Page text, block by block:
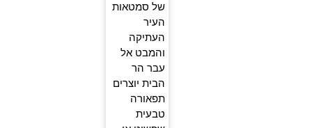
של סמטאות
העיר
העתיקה
והמבט אל
עבר הר
הבית יוצרים
תפאורה
טבעית